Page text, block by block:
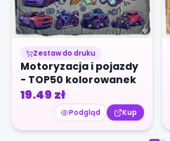
Zestaw do druku
Motoryzacja i pojazdy
- TOP50 kolorowanek
19.49 zł
Podgląd Kup